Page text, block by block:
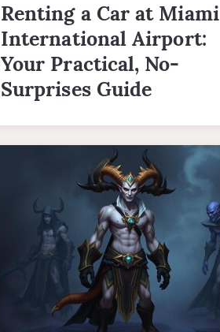
Renting a Car at Miami
International Airport:
Your Practical, No-
Surprises Guide